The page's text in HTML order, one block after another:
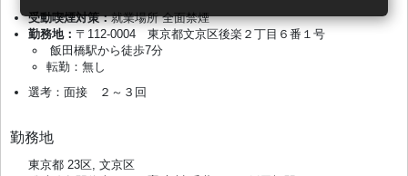
受動喫煙対策：就業場所 全面禁煙
勤務地： 〒112-0004 東京都文京区後楽２丁目６番１号
飯田橋駅から徒歩7分
転勤：無し
選考：面接 ２～３回
勤務地
東京都 23区, 文京区